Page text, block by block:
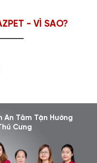
- VÌ SAO?
An Tâm Tận Hưởng
Cưng